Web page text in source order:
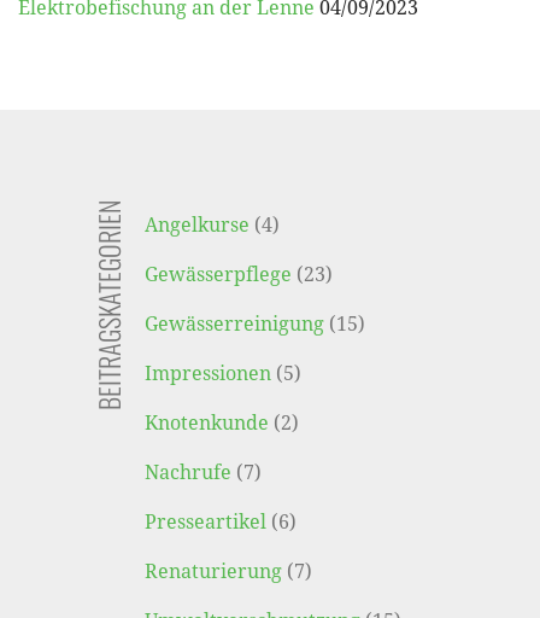
Elektrobefischung an der Lenne 04/09/2023
BEITRAGSKATEGORIEN Angelkurse (4)
Gewässerpflege (23)
Gewässerreinigung (15)
Impressionen (5)
Knotenkunde (2)
Nachrufe (7)
Presseartikel (6)
Renaturierung (7)